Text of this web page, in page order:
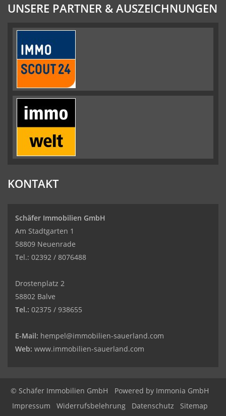
UNSERE PARTNER & AUSZEICHNUNGEN
KONTAKT
Schäfer Immobilien GmbH
Am Stadtgarten 1
58809 Neuenrade
Tel.: 02392 / 8076488
Drostenplatz 2
58802 Balve
Tel.: 02375 / 938655
E-Mail: hempel@immobilien-sauerland.com
Web: www.immobilien-sauerland.com
© Schäfer Immobilien GmbH
Powered by Immonia GmbH
Impressum
Widerrufsbelehrung Datenschutz Sitemap